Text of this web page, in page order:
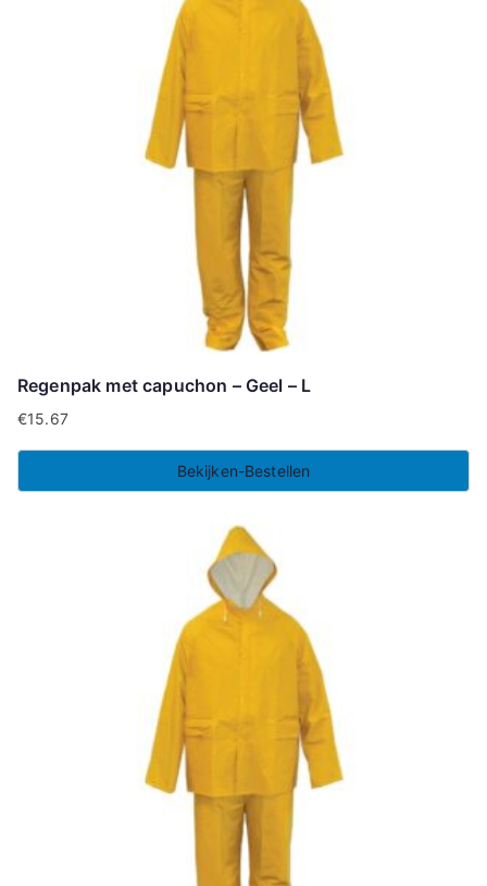
Regenpak met capuchon – Geel – L
€15.67
Bekijken-Bestellen